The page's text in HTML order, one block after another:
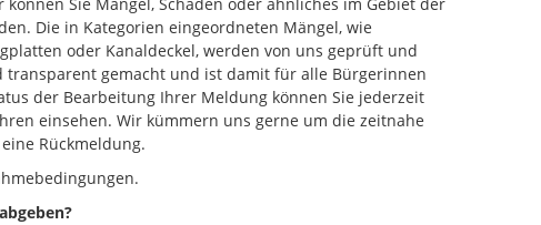
Die in Kategorien eingeordneten Mängel, wie
oder Kanaldeckel, werden von uns geprüft und
transparent gemacht und ist damit für alle Bürgerinnen
der Bearbeitung Ihrer Meldung können Sie jederzeit
einsehen. Wir kümmern uns gerne um die zeitnahe
Rückmeldung.